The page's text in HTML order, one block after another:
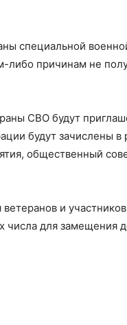
специальной
причинам не
СВО будут
будут зачислены в
общественный
ветеранов и
числа для замещения